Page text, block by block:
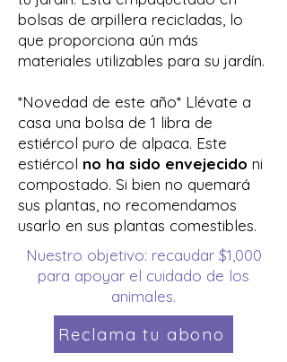
bolsas de arpillera recicladas, lo
que proporciona aún más
materiales utilizables para su jardín.
*Novedad de este año* Llévate a
casa una bolsa de 1 libra de
estiércol puro de alpaca. Este
estiércol no ha sido envejecido ni
compostado. Si bien no quemará
sus plantas, no recomendamos
usarlo en sus plantas comestibles.
Nuestro objetivo: recaudar $1,000
para apoyar el cuidado de los
animales.
Reclama tu abono